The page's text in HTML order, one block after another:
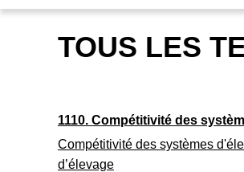
TOUS LES
1110. Compétitivité des
Compétitivité des systèmes
d’élevage